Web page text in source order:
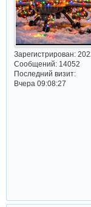
Зарегистрирован:
Сообщений:14052
Последний визит:
Вчера 09:08:27